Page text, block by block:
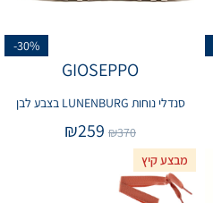
-30%
GIOSEPPO
סנדלי נוחות LUNENBURG בצבע לבן
₪370
₪259
מבצע קיץ